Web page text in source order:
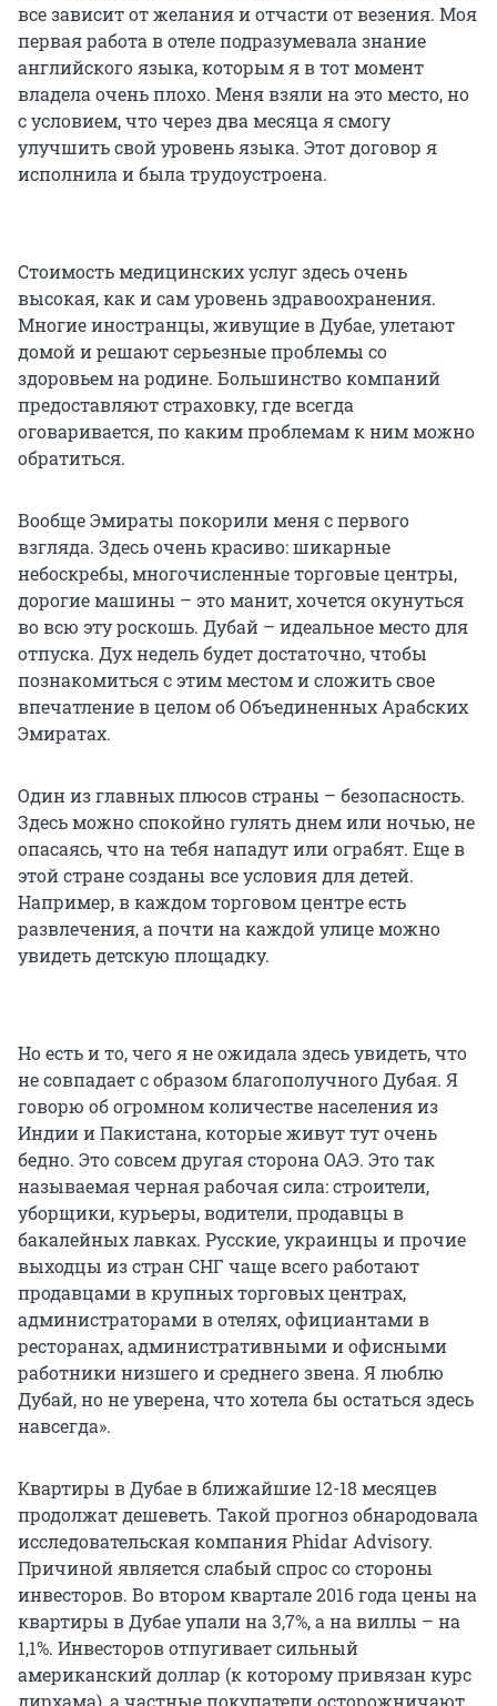
все зависит от желания и отчасти от везения. Моя
первая работа в отеле подразумевала знание
английского языка, которым я в тот момент
владела очень плохо. Меня взяли на это место, но
с условием, что через два месяца я смогу
улучшить свой уровень языка. Этот договор я
исполнила и была трудоустроена.
Стоимость медицинских услуг здесь очень
высокая, как и сам уровень здравоохранения.
Многие иностранцы, живущие в Дубае, улетают
домой и решают серьезные проблемы со
здоровьем на родине. Большинство компаний
предоставляют страховку, где всегда
оговаривается, по каким проблемам к ним можно
обратиться.
Вообще Эмираты покорили меня с первого
взгляда. Здесь очень красиво: шикарные
небоскребы, многочисленные торговые центры,
дорогие машины – это манит, хочется окунуться
во всю эту роскошь. Дубай – идеальное место для
отпуска. Дух недель будет достаточно, чтобы
познакомиться с этим местом и сложить свое
впечатление в целом об Объединенных Арабских
Эмиратах.
Один из главных плюсов страны – безопасность.
Здесь можно спокойно гулять днем или ночью, не
опасаясь, что на тебя нападут или ограбят. Еще в
этой стране созданы все условия для детей.
Например, в каждом торговом центре есть
развлечения, а почти на каждой улице можно
увидеть детскую площадку.
Но есть и то, чего я не ожидала здесь увидеть, что
не совпадает с образом благополучного Дубая. Я
говорю об огромном количестве населения из
Индии и Пакистана, которые живут тут очень
бедно. Это совсем другая сторона ОАЭ. Это так
называемая черная рабочая сила: строители,
уборщики, курьеры, водители, продавцы в
бакалейных лавках. Русские, украинцы и прочие
выходцы из стран СНГ чаще всего работают
продавцами в крупных торговых центрах,
администраторами в отелях, официантами в
ресторанах, административными и офисными
работники низшего и среднего звена. Я люблю
Дубай, но не уверена, что хотела бы остаться здесь
навсегда».
Квартиры в Дубае в ближайшие 12-18 месяцев
продолжат дешеветь. Такой прогноз обнародовала
исследовательская компания Phidar Advisory.
Причиной является слабый спрос со стороны
инвесторов. Во втором квартале 2016 года цены на
квартиры в Дубае упали на 3,7%, а на виллы – на
1,1%. Инвесторов отпугивает сильный
американский доллар (к которому привязан курс
дирхама), а частные покупатели осторожничают